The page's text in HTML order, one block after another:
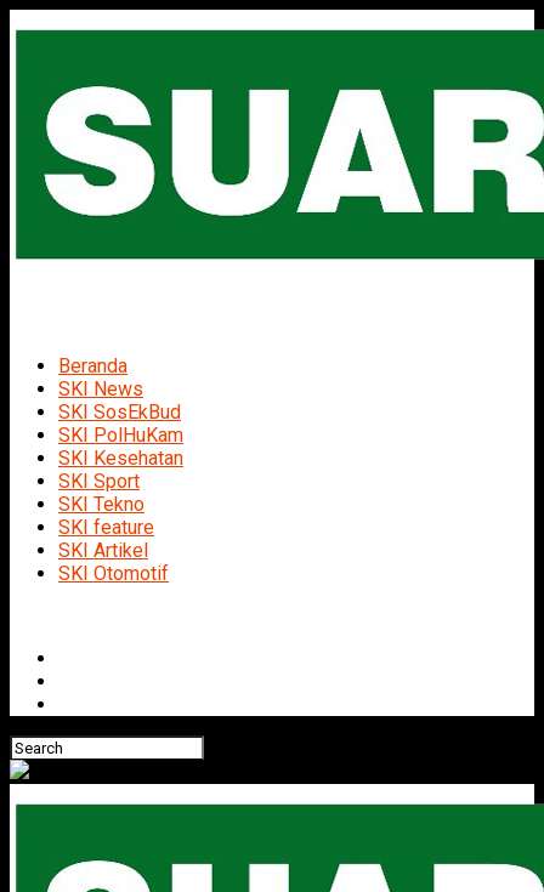
Beranda
SKI News
SKI SosEkBud
SKI PolHuKam
SKI Kesehatan
SKI Sport
SKI Tekno
SKI feature
SKI Artikel
SKI Otomotif